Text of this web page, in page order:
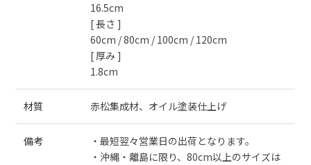
16.5cm
[ 長さ ]
60cm / 80cm / 100cm / 120cm
[ 厚み ]
1.8cm
材質 赤松集成材、オイル塗装仕上げ
備考
・最短翌々営業日の出荷となります。
・沖縄・離島に限り、80cm以上のサイズは